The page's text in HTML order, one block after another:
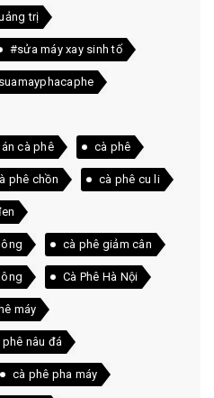
trị
#sửa máy xay sinh tố
cà phê cà phê
phê chồn cà phê cu li
cà phê giảm cân
Cà Phê Hà Nội
máy
phê nâu đá
cà phê pha máy